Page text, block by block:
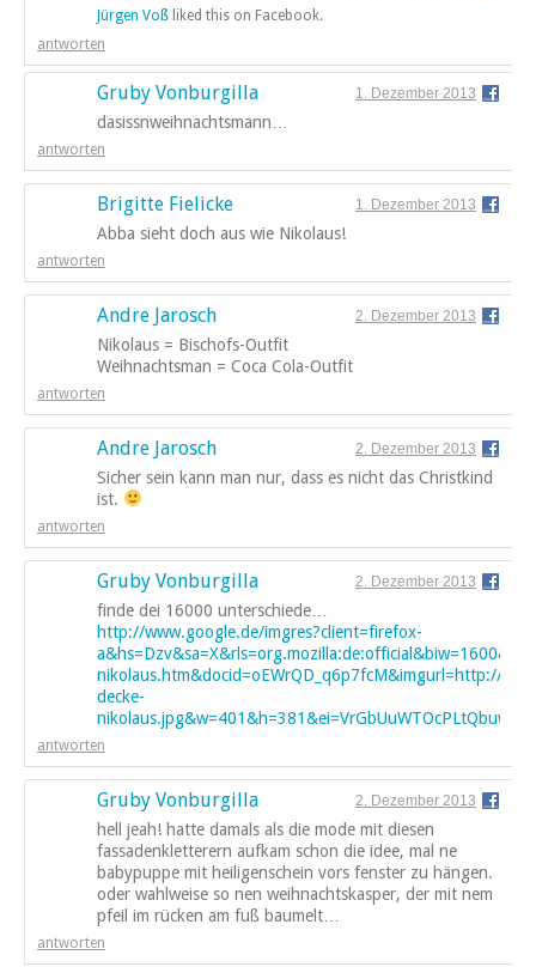
Jürgen Voß liked this on Facebook.
antworten
Gruby Vonburgilla 1. Dezember 2013
dasissnweihnachtsmann…
antworten
Brigitte Fielicke 1. Dezember 2013
Abba sieht doch aus wie Nikolaus!
antworten
Andre Jarosch 2. Dezember 2013
Nikolaus = Bischofs-Outfit
Weihnachtsman = Coca Cola-Outfit
antworten
Andre Jarosch 2. Dezember 2013
Sicher sein kann man nur, dass es nicht das Christkind
ist.
antworten
Gruby Vonburgilla 2. Dezember 2013
finde dei 16000 unterschiede…
http://www.google.de/imgres?client=firefox-
nikolaus.htm&docid=oEWrQD_q6p7fcM&imgurl=http://
decke-
antworten
Gruby Vonburgilla 2. Dezember 2013
hell jeah! hatte damals als die mode mit diesen
fassadenkletterern aufkam schon die idee, mal ne
babypuppe mit heiligenschein vors fenster zu hängen.
oder wahlweise so nen weihnachtskasper, der mit nem
pfeil im rücken am fuß baumelt…
antworten